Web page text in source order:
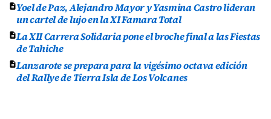
Yoel de Paz, Alejandro Mayor y Yasmina Castro lideran
un cartel de lujo en la XI Famara Total
La XII Carrera Solidaria pone el broche final a las Fiestas
de Tahiche
Lanzarote se prepara para la vigésimo octava edición
del Rallye de Tierra Isla de Los Volcanes